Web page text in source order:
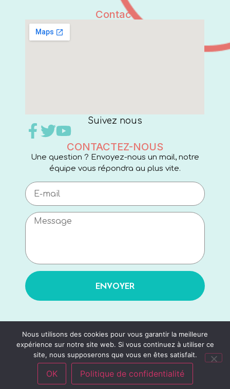
Contact
Suivez nous
CONTACTEZ-NOUS
Une question ? Envoyez-nous un mail, notre
équipe vous répondra au plus vite.
ENVOYER
Nous utilisons des cookies pour vous garantir la meilleure
expérience sur notre site web. Si vous continuez à utiliser ce
site, nous supposerons que vous en êtes satisfait.
OK Politique de confidentialité